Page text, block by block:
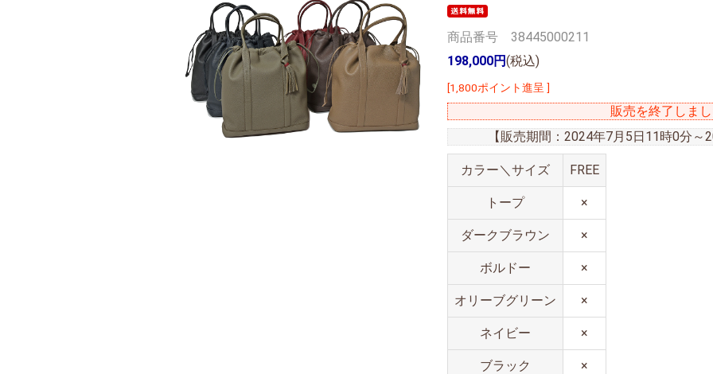
商品番号 38445000211
198,000円(税込)
[1,800ポイント進呈 ]
販売を終了しまし
【販売期間： 2024年7月5日11時0分 ～
カラー＼サイズ FREE
トープ ×
ダークブラウン ×
ボルドー ×
オリーブグリーン ×
ネイビー ×
ブラック ×